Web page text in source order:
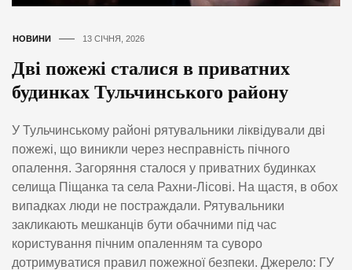
НОВИНИ 13 СІЧНЯ, 2026
Дві пожежі сталися в приватних
будинках Тульчинського району
У Тульчинському районі рятувальники ліквідували дві
пожежі, що виникли через несправність пічного
опалення. Загоряння сталося у приватних будинках
селища Піщанка та села Рахни-Лісові. На щастя, в обох
випадках люди не постраждали. Рятувальники
закликають мешканців бути обачними під час
користування пічним опаленням та суворо
дотримуватися правил пожежної безпеки. Джерело: ГУ